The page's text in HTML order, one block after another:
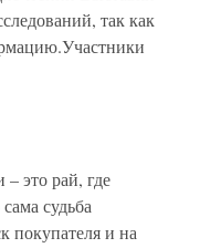
так как
это рай, где
судьба
покупателя и на